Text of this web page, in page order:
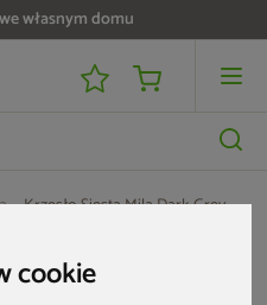
cookie
własnym domu
Krzesło Siesta Mila Dark Grey